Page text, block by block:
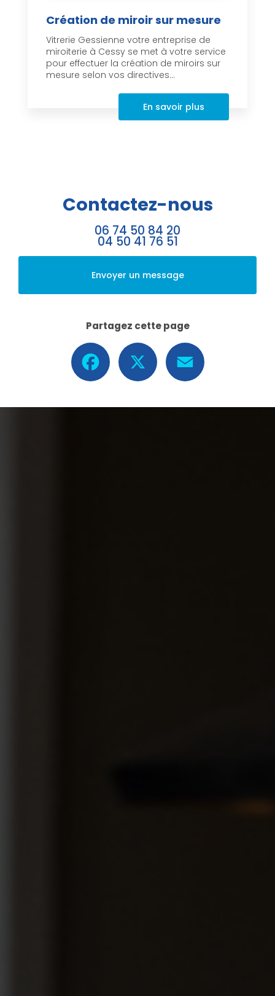
Création de miroir sur mesure
Vitrerie Gessienne votre entreprise de
miroiterie à Cessy se met à votre service
pour effectuer la création de miroirs sur
mesure selon vos directives...
En savoir plus
Contactez-nous
06 74 50 84 20
04 50 41 76 51
Envoyer un message
Partagez cette page
Facebook